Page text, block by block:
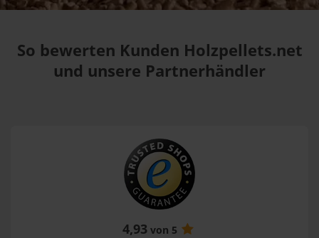
So bewerten Kunden Holzpellets.net
und unsere Partnerhändler
4,93 von 5